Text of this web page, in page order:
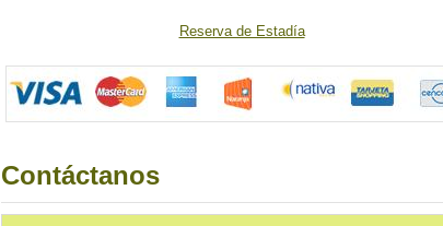
Reserva de Estadía
Contáctanos